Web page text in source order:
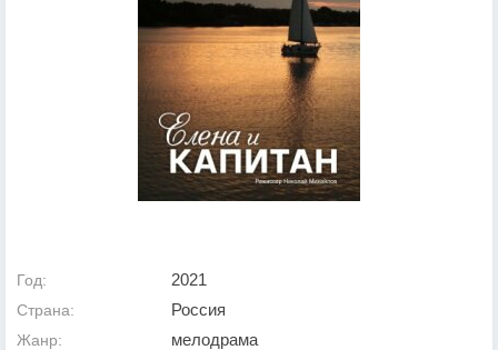
Год: 2021
Страна: Россия
Жанр: мелодрама